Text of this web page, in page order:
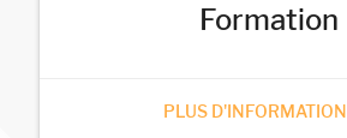
Formation
PLUS D'INFORMATION